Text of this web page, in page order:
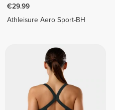
€29.99
Athleisure Aero Sport-BH